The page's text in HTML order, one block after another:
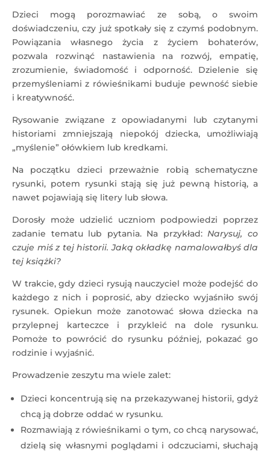
Dzieci mogą porozmawiać ze sobą, o swoim
doświadczeniu, czy już spotkały się z czymś podobnym.
Powiązania własnego życia z życiem bohaterów,
pozwala rozwinąć nastawienia na rozwój, empatię,
zrozumienie, świadomość i odporność. Dzielenie się
przemyśleniami z rówieśnikami buduje pewność siebie
i kreatywność.
Rysowanie związane z opowiadanymi lub czytanymi
historiami zmniejszają niepokój dziecka, umożliwiają
„myślenie” ołówkiem lub kredkami.
Na początku dzieci przeważnie robią schematyczne
rysunki, potem rysunki stają się już pewną historią, a
nawet pojawiają się litery lub słowa.
Dorosły może udzielić uczniom podpowiedzi poprzez
zadanie tematu lub pytania. Na przykład:Narysuj, co
czuje miś z tej historii. Jaką okładkę namalowałbyś dla
tej książki?
W trakcie, gdy dzieci rysują nauczyciel może podejść do
każdego z nich i poprosić, aby dziecko wyjaśniło swój
rysunek. Opiekun może zanotować słowa dziecka na
przylepnej karteczce i przykleić na dole rysunku.
Pomoże to powrócić do rysunku później, pokazać go
rodzinie i wyjaśnić.
Prowadzenie zeszytu ma wiele zalet:
Dzieci koncentrują się na przekazywanej historii, gdyż
chcą ją dobrze oddać w rysunku.
Rozmawiają z rówieśnikami o tym, co chcą narysować,
dzielą się własnymi poglądami i odczuciami, słuchają